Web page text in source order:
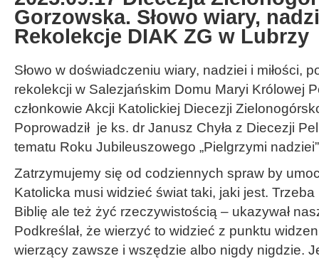
Gorzowska. Słowo wiary,
Rekolekcje DIAK ZG w Lubrzy
Słowo w doświadczeniu wiary, nadziei i miłości,
rekolekcji w Salezjańskim Domu Maryi Królowej
członkowie Akcji Katolickiej Diecezji
Poprowadził je ks. dr Janusz Chyła z Diecezji
tematu Roku Jubileuszowego „Pielgrzymi
Zatrzymujemy się od codziennych spraw by
Katolicka musi widzieć świat taki, jaki jest.
Biblię ale też żyć rzeczywistością – ukazywał
Podkreślał, że wierzyć to widzieć z punktu
wierzący zawsze i wszędzie albo nigdy nigdzie.